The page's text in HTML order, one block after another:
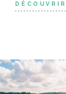
DÉCOUVRIR